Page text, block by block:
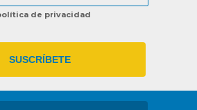
de privacidad